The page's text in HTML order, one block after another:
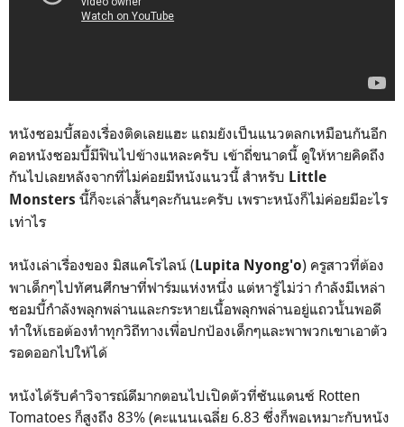
หนังซอมบี้สองเรื่องติดเลยแฮะ แถมยังเป็นแนวตลกเหมือนกันอีก
คอหนังซอมบี้มีฟินไปข้างแหละครับ เข้าถี่ขนาดนี้ ดูให้หายคิดถึง
กันไปเลยหลังจากที่ไม่ค่อยมีหนังแนวนี้ สำหรับ Little
Monsters นี้ก็จะเล่าสั้นๆละกันนะครับ เพราะหนังก็ไม่ค่อยมีอะไร
เท่าไร
หนังเล่าเรื่องของ มิสแคโรไลน์ (Lupita Nyong'o) ครูสาวที่ต้อง
พาเด็กๆไปทัศนศึกษาที่ฟาร์มแห่งหนึ่ง แต่หารู้ไม่ว่า กำลังมีเหล่า
ซอมบี้กำลังพลุกพล่านและกระหายเนื้อพลุกพล่านอยู่แถวนั้นพอดี
ทำให้เธอต้องทำทุกวิถีทางเพื่อปกป้องเด็กๆและพาพวกเขาเอาตัว
รอดออกไปให้ได้
หนังได้รับคำวิจารณ์ดีมากตอนไปเปิดตัวที่ซันแดนซ์ Rotten
Tomatoes ก็สูงถึง 83% (คะแนนเฉลี่ย 6.83 ซึ่งก็พอเหมาะกับหนัง